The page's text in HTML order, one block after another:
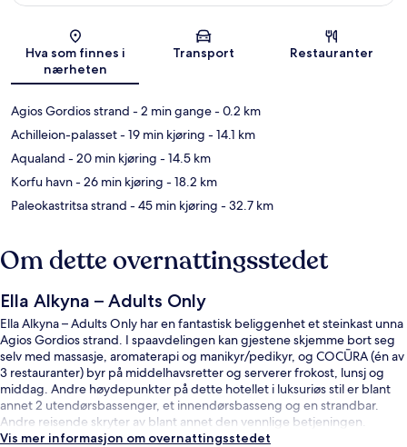
Kart
Hva som finnes i
nærheten
Transport Restauranter
Agios Gordios strand - 2 min gange- 0.2 km
Achilleion-palasset- 19 min kjøring - 14.1 km
Aqualand - 20 min kjøring - 14.5 km
Korfu havn- 26 min kjøring - 18.2 km
Paleokastritsa strand - 45 min kjøring - 32.7 km
Om dette overnattingsstedet
Ella Alkyna – Adults Only
Ella Alkyna – Adults Only har en fantastisk beliggenhet et steinkast unna
Agios Gordios strand. I spaavdelingen kan gjestene skjemme bort seg
selv med massasje, aromaterapi og manikyr/pedikyr, og COCŪRA (én av
3 restauranter) byr på middelhavsretter og serverer frokost, lunsj og
middag. Andre høydepunkter på dette hotellet i luksuriøs stil er blant
annet 2 utendørsbassenger, et innendørsbasseng og en strandbar.
Andre reisende skryter av blant annet den vennlige betjeningen.
Vis mer informasjon om overnattingsstedet